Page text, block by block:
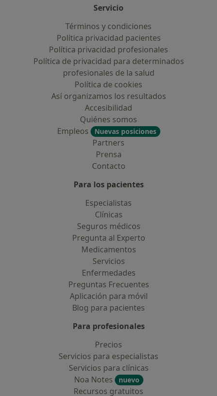
Servicio
Términos y condiciones
Política privacidad pacientes
Política privacidad profesionales
Política de privacidad para determinados
profesionales de la salud
Política de cookies
Así organizamos los resultados
Accesibilidad
Quiénes somos
Empleos
Nuevas posiciones
Partners
Prensa
Contacto
Para los pacientes
Especialistas
Clínicas
Seguros médicos
Pregunta al Experto
Medicamentos
Servicios
Enfermedades
Preguntas Frecuentes
Aplicación para móvil
Blog para pacientes
Para profesionales
Precios
Servicios para especialistas
Servicios para clínicas
Noa Notes
nuevo
Recursos gratuitos